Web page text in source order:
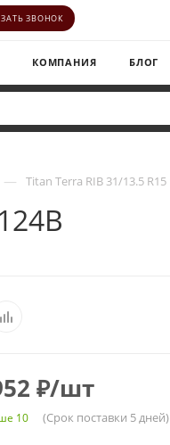
ЗВОНОК
КОМПАНИЯ БЛОГ
— Titan Terra RIB 31/13.5 R15
₽/шт
10 (Срок поставки 5 дней)